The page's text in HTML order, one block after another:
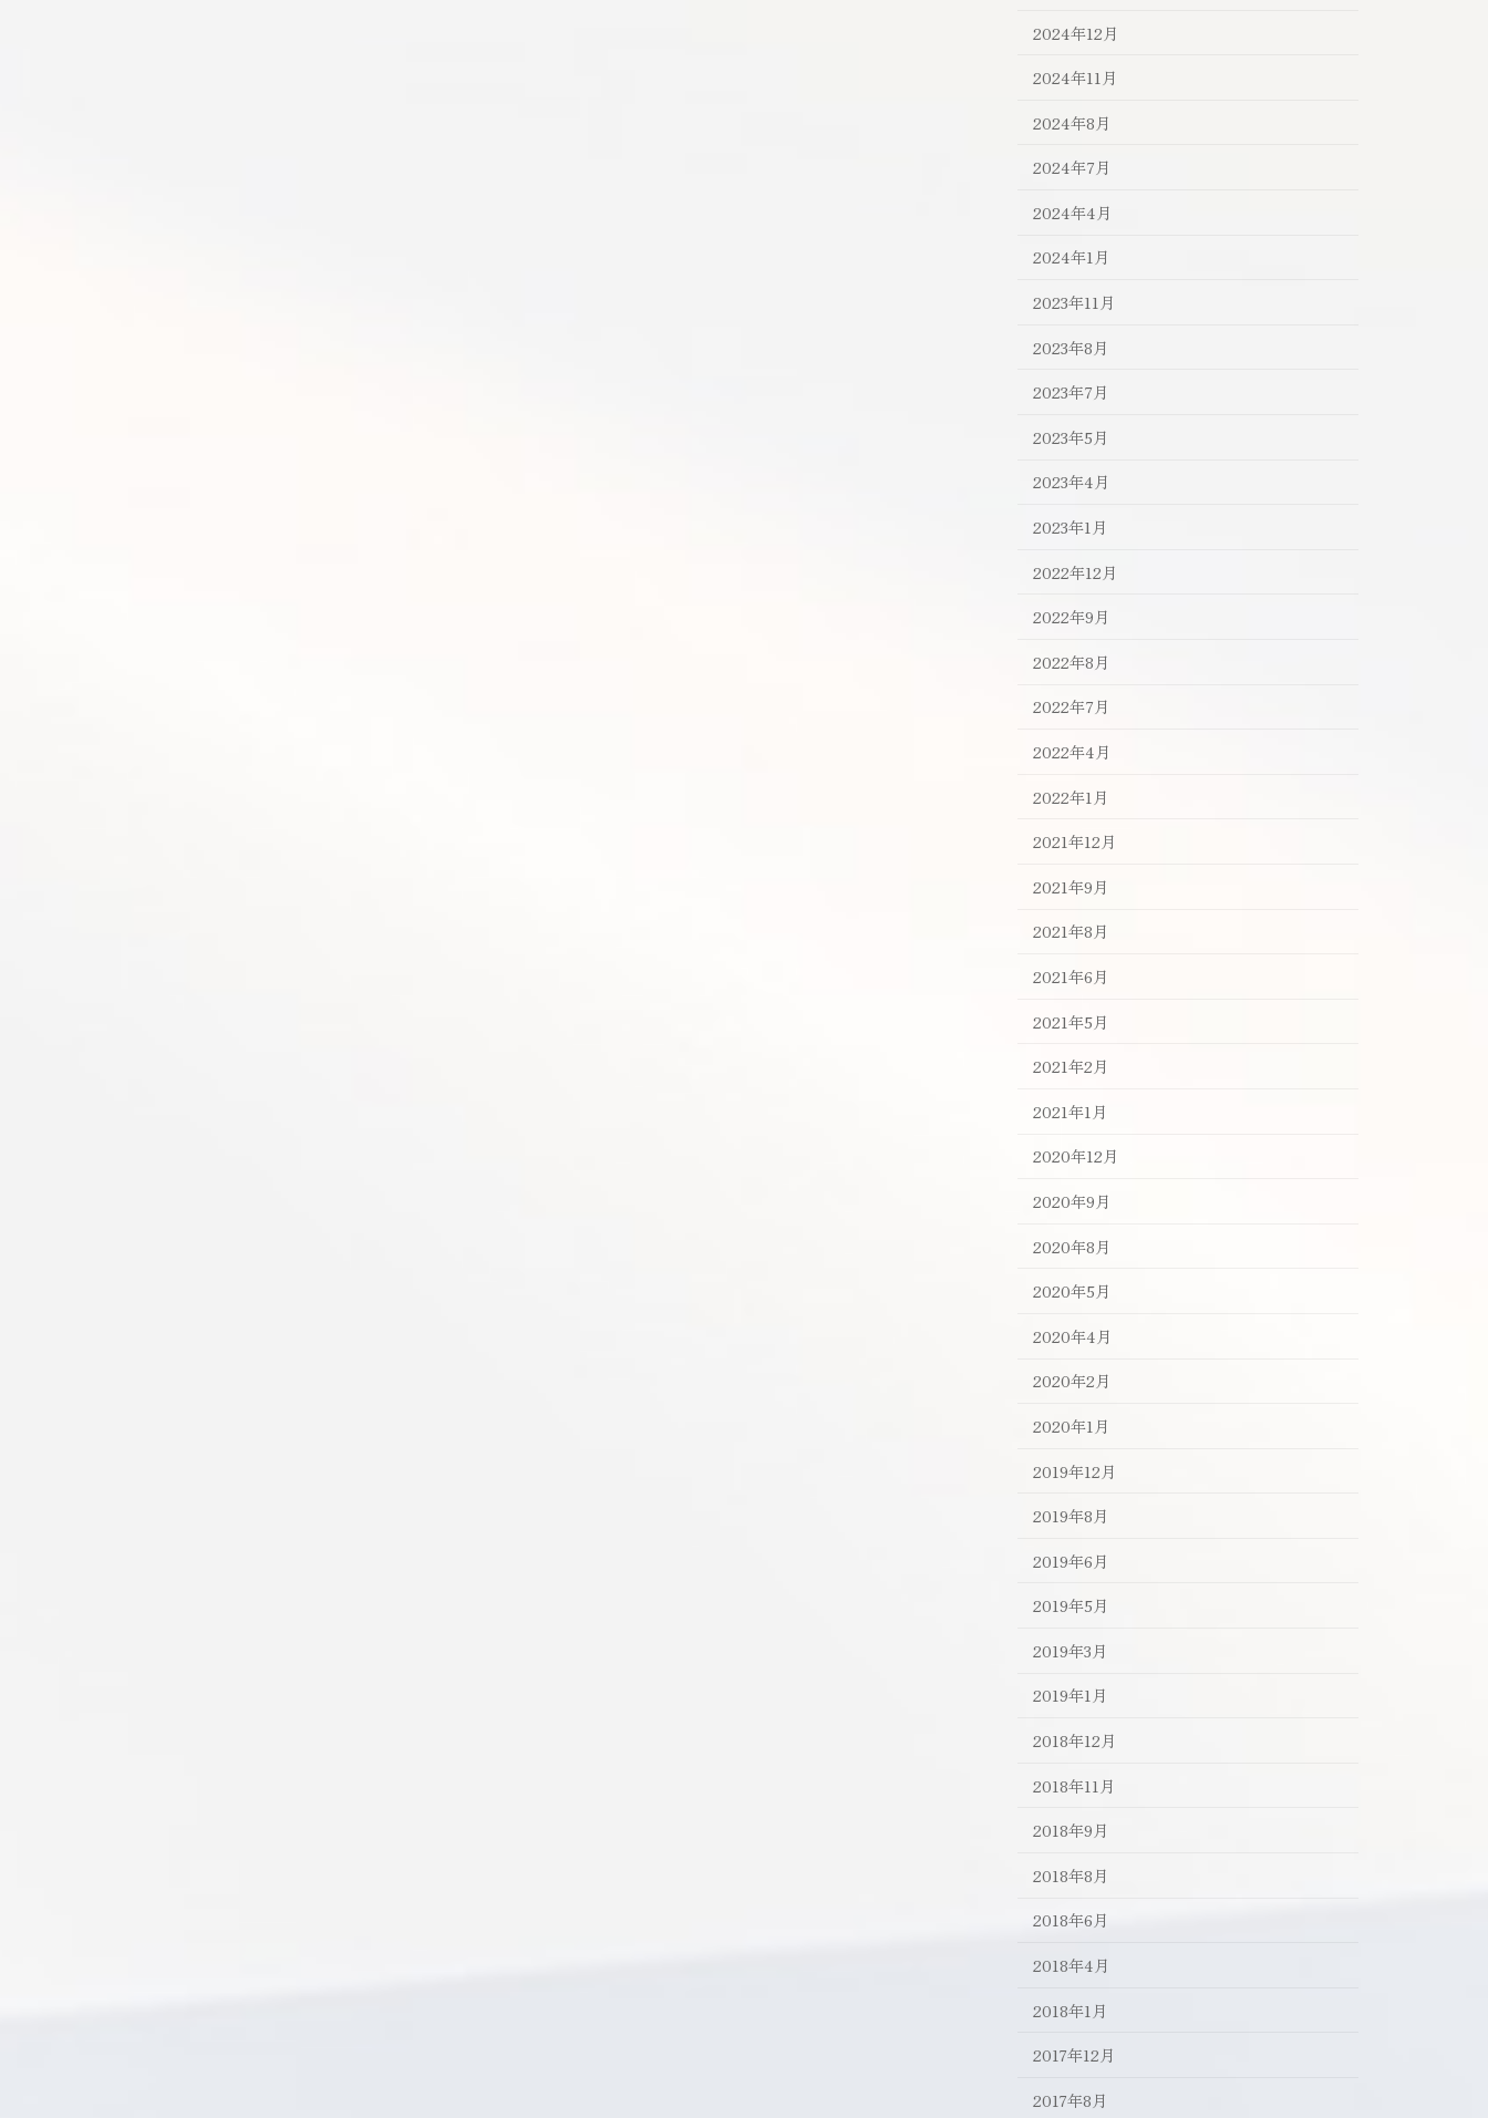
2024年12月
2024年11月
2024年8月
2024年7月
2024年4月
2024年1月
2023年11月
2023年8月
2023年7月
2023年5月
2023年4月
2023年1月
2022年12月
2022年9月
2022年8月
2022年7月
2022年4月
2022年1月
2021年12月
2021年9月
2021年8月
2021年6月
2021年5月
2021年2月
2021年1月
2020年12月
2020年9月
2020年8月
2020年5月
2020年4月
2020年2月
2020年1月
2019年12月
2019年8月
2019年6月
2019年5月
2019年3月
2019年1月
2018年12月
2018年11月
2018年9月
2018年8月
2018年6月
2018年4月
2018年1月
2017年12月
2017年8月